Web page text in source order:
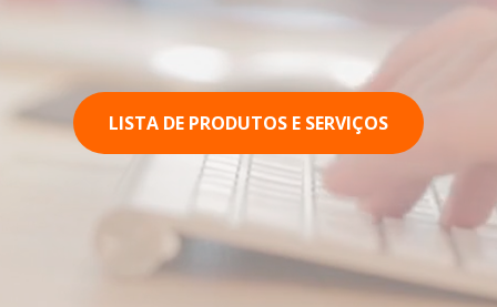
LISTA DE PRODUTOS E SERVIÇOS